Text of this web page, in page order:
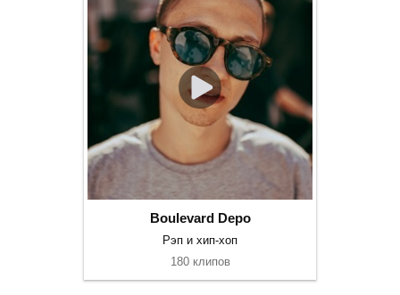
Boulevard Depo
Рэп и хип-хоп
180 клипов